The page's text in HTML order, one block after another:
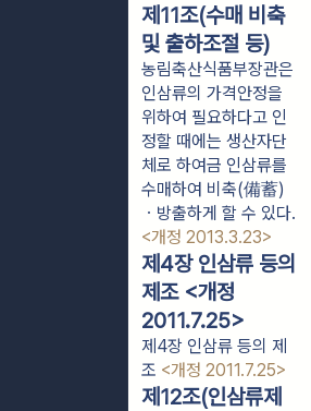
제11조(수매 비축
및 출하조절 등)
농림축산식품부장관은
인삼류의 가격안정을
위하여 필요하다고 인
정할 때에는 생산자단
체로 하여금 인삼류를
수매하여 비축(備蓄)
ㆍ방출하게 할 수 있다.
<개정 2013.3.23>
제4장 인삼류 등의
제조 <개정
2011.7.25>
제4장 인삼류 등의 제
조 <개정 2011.7.25>
제12조(인삼류제